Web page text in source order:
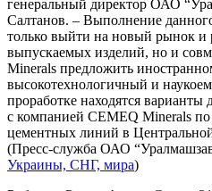
генеральный директор ОАО
Салтанов. – Выполнение
только выйти на новый рынок и
выпускаемых изделий, но и
Minerals предложить
высокотехнологичный и
проработке находятся варианты
с компанией CEMEQ Minerals по
цементных линий в
(Пресс-служба ОАО
Украины, СНГ, мира)